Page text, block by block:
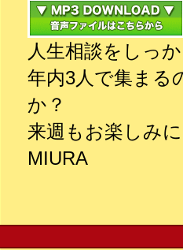
人生相談をしっ
年内3人で集まる
か？
来週もお楽しみ
MIURA